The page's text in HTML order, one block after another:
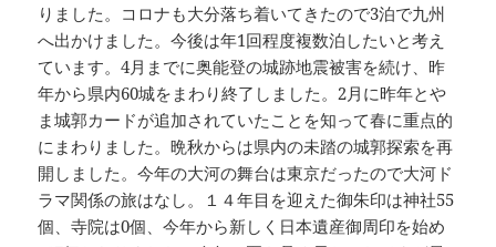
りました。コロナも大分落ち着いてきたので3泊で九州
へ出かけました。今後は年1回程度複数泊したいと考え
ています。4月までに奥能登の城跡地震被害を続け、昨
年から県内60城をまわり終了しました。2月に昨年とや
ま城郭カードが追加されていたことを知って春に重点的
にまわりました。晩秋からは県内の未踏の城郭探索を再
開しました。今年の大河の舞台は東京だったので大河ド
ラマ関係の旅はなし。１４年目を迎えた御朱印は神社55
個、寺院は0個、今年から新しく日本遺産御周印を始め